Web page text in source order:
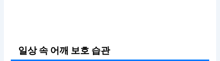
일상 속 어깨 보호 습관